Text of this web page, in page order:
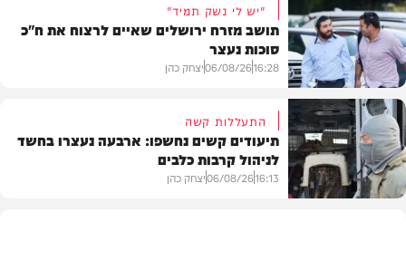
בעולם
משטרה
"יש לי נשק תמיד"
תושב מזרח ירושלים שאיים לרצוח את ח"כ
סוכות נעצר
16:28
06/08/26יצחק כהן
התעללות קשה
תיעודים קשים נחשפו: ארבעה נעצרו בחשד
לניהול קרבות כלבים
16:13
06/08/26יצחק כהן